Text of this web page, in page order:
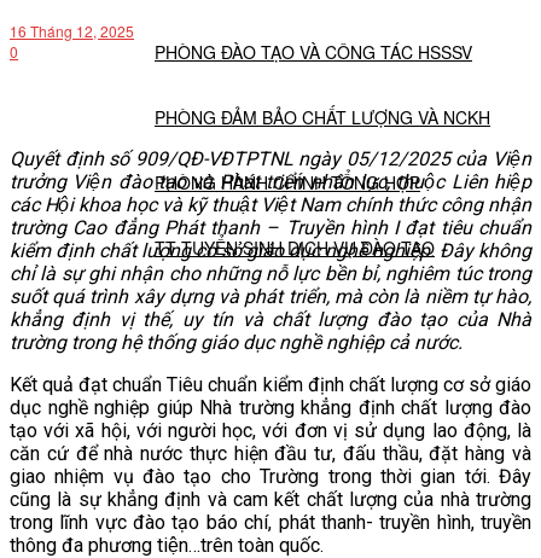
PHÒNG ĐÀO TẠO VÀ CÔNG TÁC HSSSV
PHÒNG ĐẢM BẢO CHẤT LƯỢNG VÀ NCKH
PHÒNG HÀNH CHÍNH TỔNG HỢP
TT TUYỂN SINH DỊCH VỤ ĐÀO TẠO
NGHIÊN CỨU KHOA HỌC
VĂN BẢN
THƯ VIỆN
16 Tháng 12, 2025
0
Quyết định số 909/QĐ-VĐTPTNL ngày 05/12/2025 của Viện
trưởng Viện đào tạo và Phát triển nhân lực, thuộc Liên hiệp
các Hội khoa học và kỹ thuật Việt Nam chính thức công nhận
trường Cao đẳng Phát thanh – Truyền hình I đạt tiêu chuẩn
kiểm định chất lượng cơ sở giáo dục nghề nghiệp. Đây không
chỉ là sự ghi nhận cho những nỗ lực bền bỉ, nghiêm túc trong
suốt quá trình xây dựng và phát triển, mà còn là niềm tự hào,
khẳng định vị thế, uy tín và chất lượng đào tạo của Nhà
trường trong hệ thống giáo dục nghề nghiệp cả nước.
Kết quả đạt chuẩn Tiêu chuẩn kiểm định chất lượng cơ sở giáo
dục nghề nghiệp giúp Nhà trường khẳng định chất lượng đào
tạo với xã hội, với người học, với đơn vị sử dụng lao động, là
căn cứ để nhà nước thực hiện đầu tư, đấu thầu, đặt hàng và
giao nhiệm vụ đào tạo cho Trường trong thời gian tới. Đây
cũng là sự khẳng định và cam kết chất lượng của nhà trường
trong lĩnh vực đào tạo báo chí, phát thanh- truyền hình, truyền
thông đa phương tiện…trên toàn quốc.